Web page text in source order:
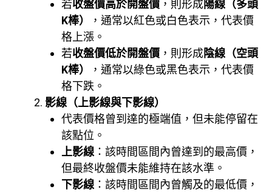
若收盤價高於開盤價 ，則形成陽線（多頭
K棒）
，通常以紅色或白色表示，代表價
格上漲。
若收盤價低於開盤價 ，則形成陰線（空頭
K棒）
，通常以綠色或黑色表示，代表價
格下跌。
影線（上影線與下影線）
代表價格曾到達的極端值，但未能停留在
該點位。
上影線：該時間區間內曾達到的最高價，
但最終收盤價未能維持在該水準。
下影線：該時間區間內曾觸及的最低價，